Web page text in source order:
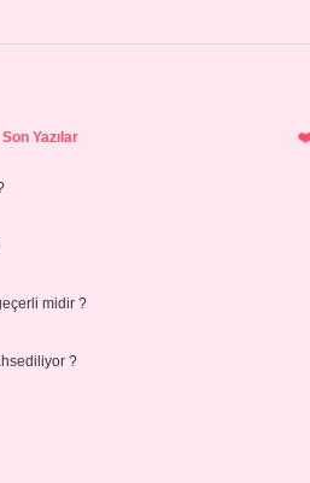
Son Yazılar
midir ?
?